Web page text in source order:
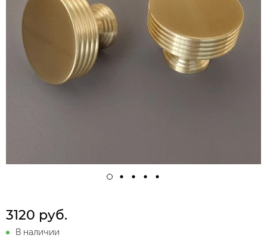
3120 руб.
В наличии